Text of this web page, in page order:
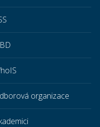
organizace